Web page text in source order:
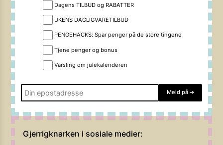
Dagens TILBUD og RABATTER
UKENS DAGLIGVARETILBUD
PENGEHACKS: Spar penger på de store tingene
Tjene penger og bonus
Varsling om julekalenderen
Meld på ➔
Gjerrigknarken i sosiale medier: